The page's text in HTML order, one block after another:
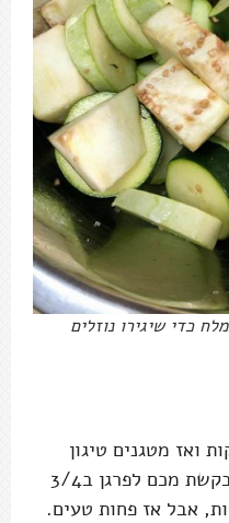
כדי שיגירו נוזלים
ואז מטגנים טיגון
רדוד בשמן זית, והמנה הזו מבקשת מכם לפרגן ב3/4
אבל אז פחות טעים.